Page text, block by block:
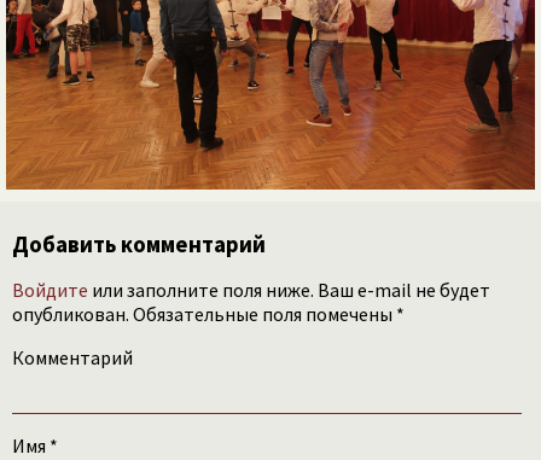
Добавить комментарий
Войдите или заполните поля ниже. Ваш e-mail не будет
опубликован. Обязательные поля помечены *
Комментарий
Имя *